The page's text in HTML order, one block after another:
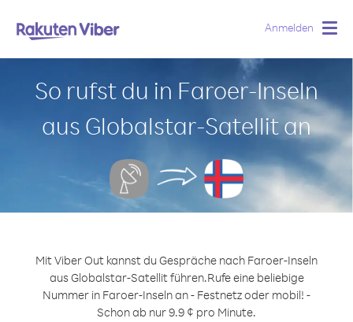
Anmelden
So rufst du in Faroer-Inseln
aus Globalstar-Satellit an
Mit Viber Out kannst du Gespräche nach Faroer-Inseln
aus Globalstar-Satellit führen.Rufe eine beliebige
Nummer in Faroer-Inseln an - Festnetz oder mobil! -
Schon ab nur 9.9 ¢ pro Minute.